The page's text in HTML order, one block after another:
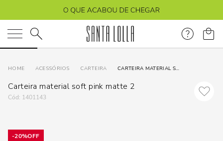
O que você está procurando?
ACESSÓRIOS CARTEIRA CARTEIRA MATERIAL SOFT PINK MATTE 2
Carteira material soft pink matte 2
: 1401143
20%